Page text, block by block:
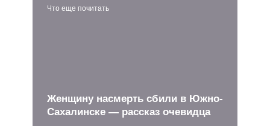
Что еще почитать
Женщину насмерть сбили в Южно-
Сахалинске — рассказ очевидца